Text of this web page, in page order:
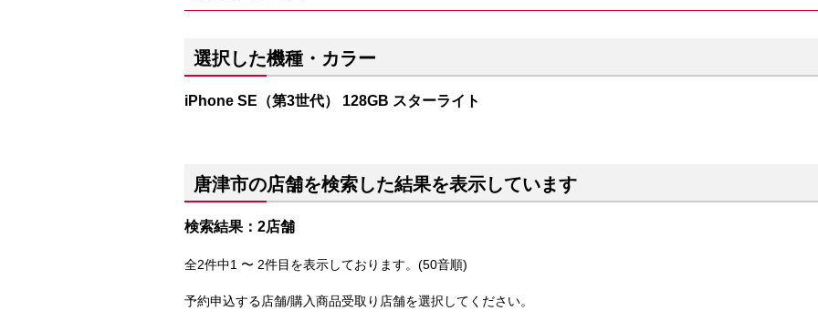
選択した機種・カラー
iPhone SE（第3世代） 128GB スターライト
唐津市の店舗を検索した結果を表示しています
検索結果：2店舗
全2件中1 〜 2件目を表示しております。(50音順)
予約申込する店舗/購入商品受取り店舗を選択してください。